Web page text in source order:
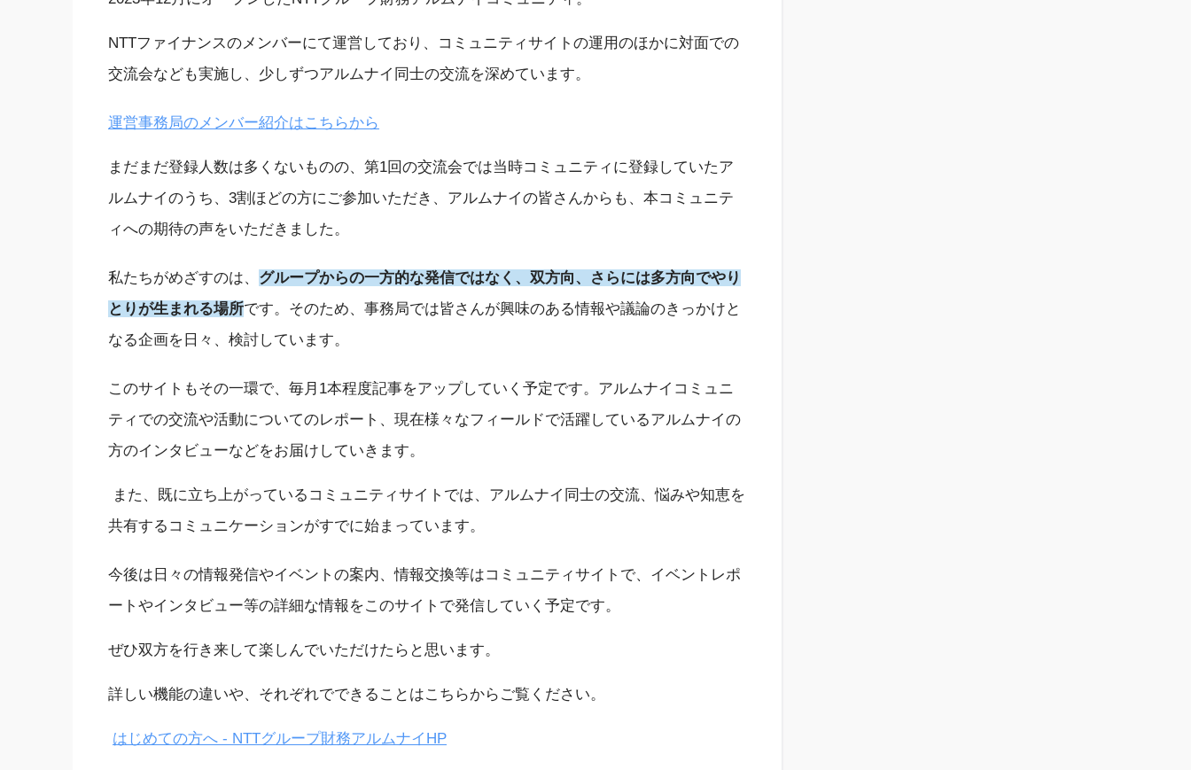
NTTファイナンスのメンバーにて運営 しており、 コミュニティサイトの運用のほかに対面での
交流会なども実施し、少しずつアルムナイ同士の交流を深めています。
運営事務局のメンバー紹介はこちらから
まだまだ登録人数は多くないものの、第1回の交流会では当時コミュニティに登録していたア
ルムナイのうち、 3割ほどの方にご参加いただき 、 アルムナイの皆さんからも、 本コミュニテ
ィへの期待の声をいただきました。
私たちがめざすのは、 グループからの一方的な発信ではなく、 双方向、 さらには多方向でやり
とりが生まれる場所です。 そのため、 事務局では皆さんが興味のある情報や議論のきっかけ と
なる企画を 日々、 検討しています。
このサイト もその一環で、毎月 1本程度記事をアップしていく 予定です。アルムナイ コミュニ
ティでの交流や活動についてのレポート、現在様々なフィールドで活躍しているアルムナイの
方のインタビューなどをお届け していきます。
また、既に立ち上がっているコミュニティサイトでは、 アルムナイ同士の交流、悩みや知恵を
共有するコミュニケーションがすでに始まっています。
今後は 日々の情報発信やイベントの案内、情報交換等はコミュニティサイトで、 イベント レポ
ートやインタビュー等の詳細な情報をこのサイト で発信していく予定です。
ぜひ双方を行き来して楽しんでいただけたらと思います。
詳しい機能の違いや、 それぞれでできることはこちらから ご覧ください。
はじめての方へ - NTTグループ財務アルムナイHP